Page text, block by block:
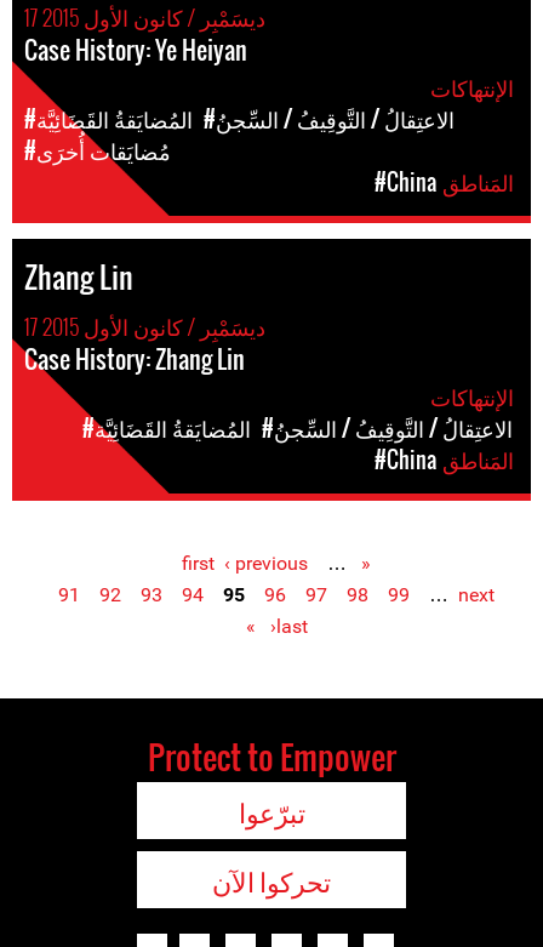
17 ديسَمْبِر / كانون الأول 2015
Case History: Ye Heiyan
#المُضايَقةُ القَضَائِيَّة
#الاعتِقالُ / التَّوقِيفُ / السِّجنُ
#مُضايَقات أُخرَى
#China
Zhang Lin
17 ديسَمْبِر / كانون الأول 2015
Case History: Zhang Lin
#المُضايَقةُ القَضَائِيَّة
#الاعتِقالُ / التَّوقِيفُ / السِّجنُ
#China
Pages
« first
‹ previous
…
91
92 93 94 95 96 97 98 99 … next
› last »
Protect to Empower
تبرّعوا
تحركوا الآن